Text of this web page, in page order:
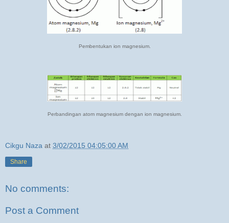
Pembentukan ion magnesium.
Perbandingan atom magnesium dengan ion magnesium.
Cikgu Naza at 3/02/2015 04:05:00 AM
Share
No comments:
Post a Comment